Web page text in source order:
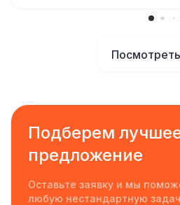
Подберем
предложение
Оставьте заявку и мы
любую нестандартную